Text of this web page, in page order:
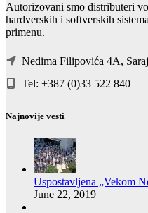
Autorizovani smo distributeri
hardverskih i softverskih
primenu.
Nedima Filipovića 4A,
Tel: +387 (0)33 522 840
Najnovije vesti
Uspostavljena „Vekom
June 22, 2019